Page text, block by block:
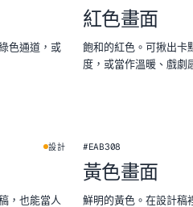
色通道，或
紅色畫面
飽和的紅色。可揪出卡
度，或當作溫暖、戲劇
設計
，也能當人
#EAB308
黃色畫面
鮮明的黃色。在設計稿